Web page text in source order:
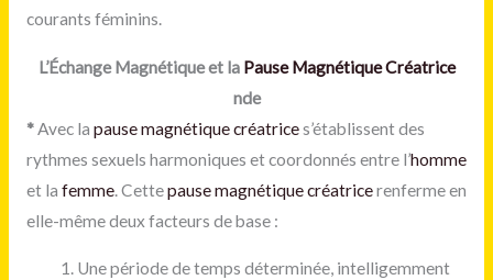
courants féminins.
L’Échange Magnétique et la Pause Magnétique Créatrice
nde
*Avec la pause magnétique créatrices’établissent des
rythmes sexuels harmoniques et coordonnés entre l’homme
et la femme. Cettepause magnétique créatricerenferme en
elle-même deux facteurs de base :
Une période de temps déterminée, intelligemment